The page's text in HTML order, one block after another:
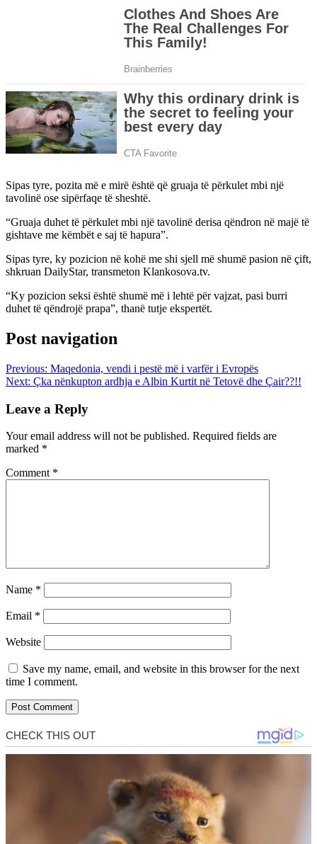
Sipas tyre, pozita më e mirë është që gruaja të përkulet mbi një
tavolinë ose sipërfaqe të sheshtë.
“Gruaja duhet të përkulet mbi një tavolinë derisa qëndron në majë të
gishtave me këmbët e saj të hapura”.
Sipas tyre, ky pozicion në kohë me shi sjell më shumë pasion në çift,
shkruan DailyStar, transmeton Klankosova.tv.
“Ky pozicion seksi është shumë më i lehtë për vajzat, pasi burri
duhet të qëndrojë prapa”, thanë tutje ekspertët.
Post navigation
Previous: Maqedonia, vendi i pestë më i varfër i Evropës
Next: Çka nënkupton ardhja e Albin Kurtit në Tetovë dhe Çair??!!
Leave a Reply
Your email address will not be published. Required fields are
marked *
Comment *
Name *
Email *
Website
Save my name, email, and website in this browser for the next
time I comment.